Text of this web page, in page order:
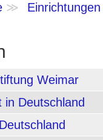
Einrichtungen
Weimar
in Deutschland